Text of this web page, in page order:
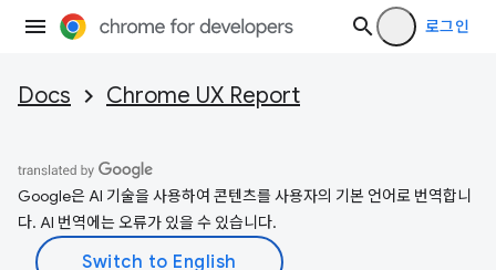
로그인
Docs Chrome UX Report
Google은 AI 기술을 사용하여 콘텐츠를 사용자의 기본 언어로 번역합니
다. AI 번역에는 오류가 있을 수 있습니다.